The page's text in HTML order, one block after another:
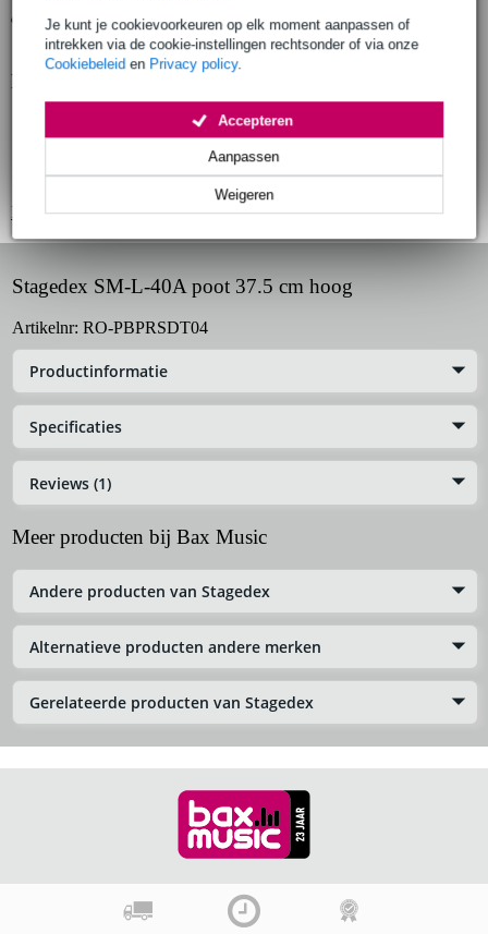
Je kunt je cookievoorkeuren op elk moment aanpassen of
intrekken via de cookie-instellingen rechtsonder of via onze
Cookiebeleid en Privacy policy.
Weigeren
Aanpassen
Accepteren
Gratis ophalen in de winkel
Productinformatie
ronde aluminium poot voor Stagedex podiumdelen
doorsnede: 48.3 mm
Bekijk alle productspecificaties
Stagedex SM-L-40A poot 37.5 cm hoog
Artikelnr: RO-PBPRSDT04
Productinformatie
Specificaties
Reviews (1)
Meer producten bij Bax Music
Andere producten van Stagedex
Alternatieve producten andere merken
Gerelateerde producten van Stagedex